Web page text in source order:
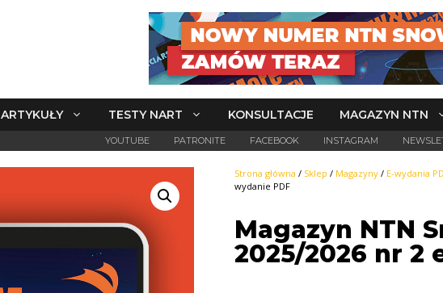
ARTYKUŁY TESTY NART KONSULTACJE MAGAZYN NTN
YOUTUBE PATRONITE FACEBOOK INSTAGRAM
Strona główna / Sklep / Magazyny / E-wydania
wydanie PDF
Magazyn NTN
2025/2026 nr 2